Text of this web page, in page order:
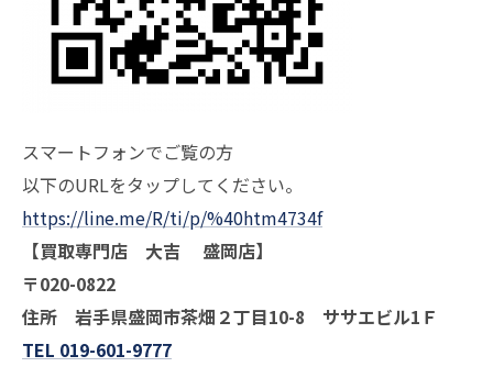
スマートフォンでご覧の方
以下のURLをタップしてください。
https://line.me/R/ti/p/%40htm4734f
【買取専門店 大吉 盛岡店】
〒020-0822
住所 岩手県盛岡市茶畑２丁目10-8 ササエビル1Ｆ
TEL 019-601-9777